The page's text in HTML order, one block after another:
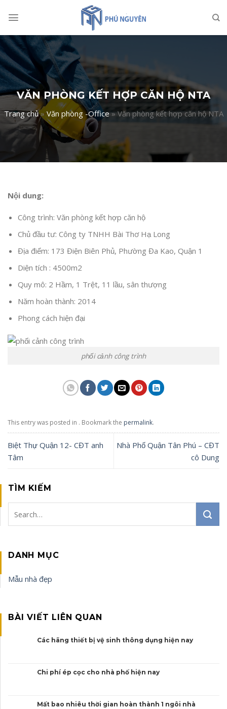
VĂN PHÒNG KẾT HỢP CĂN HỘ NTA
Trang chủ»Văn phòng -Office»Văn phòng kết hợp căn hộ NTA
Nội dung:
Công trình: Văn phòng kết hợp căn hộ
Chủ đầu tư: Công ty TNHH Bài Thơ Hạ Long
Địa điểm: 173 Điện Biên Phủ, Phường Đa Kao, Quận 1
Diện tích : 4500m2
Quy mô: 2 Hầm, 1 Trệt, 11 lầu, sân thượng
Năm hoàn thành: 2014
Phong cách hiện đại
phối cảnh công trình
This entry was posted in . Bookmark the permalink.
Biệt Thự Quận 12- CĐT anh
Tâm
Nhà Phố Quận Tân Phú – CĐT
cô Dung
TÌM KIẾM
DANH MỤC
Mẫu nhà đẹp
BÀI VIẾT LIÊN QUAN
Các hãng thiết bị vệ sinh thông dụng hiện nay
Chi phí ép cọc cho nhà phố hiện nay
Mất bao nhiêu thời gian hoàn thành 1 ngôi nhà